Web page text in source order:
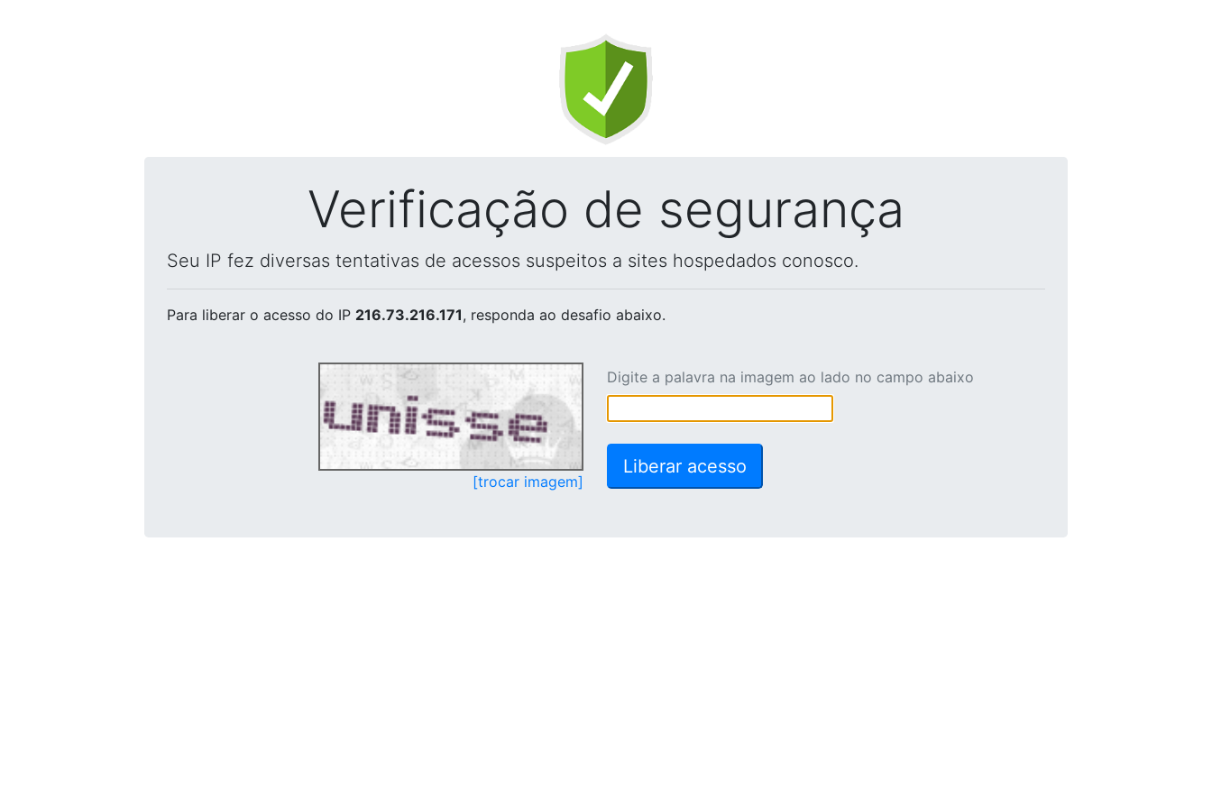
Verificação de segurança
Seu IP fez diversas tentativas de acessos suspeitos a sites hospedados conosco.
Para liberar o acesso do IP 216.73.216.171, responda ao desafio abaixo.
[trocar imagem]
Digite a palavra na imagem ao lado no campo abaixo